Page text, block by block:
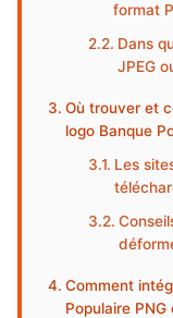
format
Dans
JPEG
Où trouver et
logo Banque
Les
Comment
Populaire